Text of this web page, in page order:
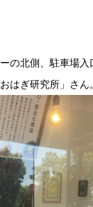
の北側、駐車場入
はぎ研究所」さん。